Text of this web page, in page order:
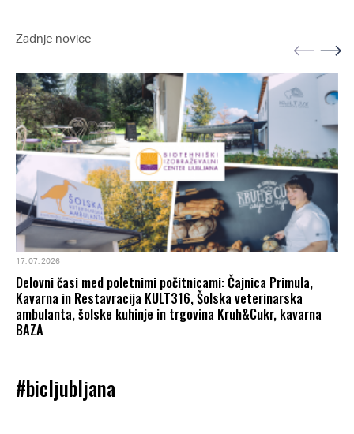
Zadnje novice
17. 07. 2026
Delovni časi med poletnimi počitnicami: Čajnica Primula,
Kavarna in Restavracija KULT316, Šolska veterinarska
ambulanta, šolske kuhinje in trgovina Kruh&Cukr, kavarna
BAZA
#bicljubljana